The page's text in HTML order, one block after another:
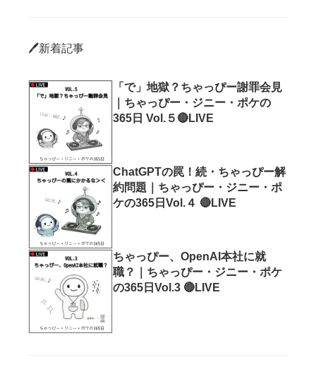
🖊️新着記事
「で」地獄？ちゃっぴー謝罪会見
｜ちゃっぴー・ジニー・ポケの
365日 Vol.５🔴LIVE
ChatGPTの罠！続・ちゃっぴー解
約問題｜ちゃっぴー・ジニー・ポ
ケの365日Vol.４ 🔴LIVE
ちゃっぴー、OpenAI本社に就
職？｜ちゃっぴー・ジニー・ポケ
の365日Vol.3 🔴LIVE